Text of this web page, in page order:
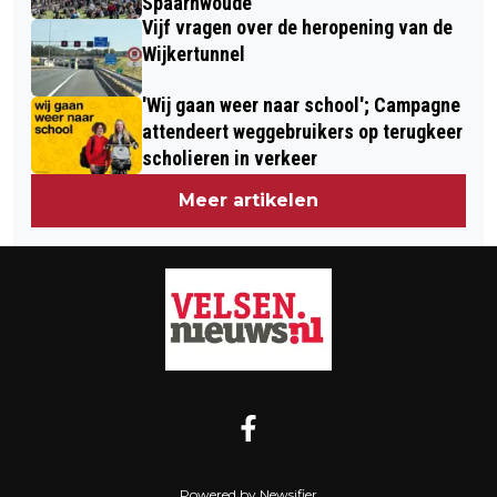
Vijf vragen over de heropening van de
Wijkertunnel
'Wij gaan weer naar school'; Campagne
attendeert weggebruikers op terugkeer
scholieren in verkeer
Meer artikelen